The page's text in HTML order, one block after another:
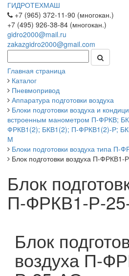
ГИДРОТЕХМАШ
+7 (965) 372-11-90 (многокан.)
+7 (495) 926-38-84 (многокан.)
gidro2000@mail.ru
zakazgidro2000@gmail.com
Главная страница
Каталог
Пневмопривод
Аппаратура подготовки воздуха
Блоки подготовки воздуха и
встроенным манометром П-ФРКВ;
ФРКВ1(2); БКВ1(2); П-ФРКВ1(2)-Р;
М
Блоки подготовки воздуха типа П-
Блок подготовки воздуха П-
Блок
П-ФРКВ1-Р-
Блок
воздуха П-